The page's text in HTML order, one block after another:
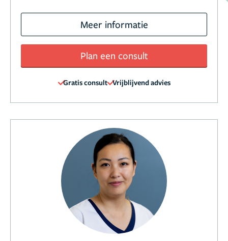
Meer informatie
Plan een consult
Gratis consult Vrijblijvend advies